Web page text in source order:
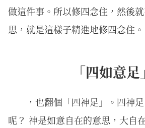
做這件事。所以修四念住，然後
思，就是這樣子精進地修四念住。
「四如意足」
，也翻個「四神足」。四神
呢？ 神是如意自在的意思，大自